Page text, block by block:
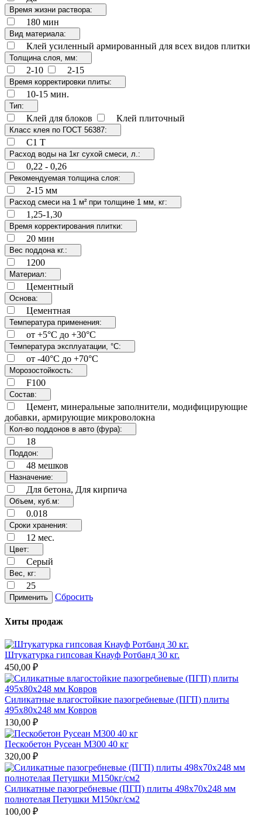
Время жизни раствора:
180 мин
Вид материала:
Клей усиленный армированный для всех видов плитки
Толщина слоя, мм:
2-10 2-15
Время корректировки плиты:
10-15 мин.
Тип:
Клей для блоков Клей плиточный
Класс клея по ГОСТ 56387:
C1 T
Расход воды на 1кг сухой смеси, л.:
0,22 - 0,26
Рекомендуемая толщина слоя:
2-15 мм
Расход смеси на 1 м² при толщине 1 мм, кг:
1,25-1,30
Время корректирования плитки:
20 мин
Вес поддона кг.:
1200
Материал:
Цементный
Основа:
Цементная
Температура применения:
от +5°C до +30°C
Температура эксплуатации, °С:
от -40°C до +70°C
Морозостойкость:
F100
Состав:
Цемент, минеральные заполнители, модифицирующие
добавки, армирующие микроволокна
Кол-во поддонов в авто (фура):
18
Поддон:
48 мешков
Назначение:
Для бетона, Для кирпича
Объем, куб.м:
0.018
Сроки хранения:
12 мес.
Цвет:
Серый
Вес, кг:
25
Применить Сбросить
Хиты продаж
Штукатурка гипсовая Кнауф Ротбанд 30 кг.
450,00 ₽
Силикатные влагостойкие пазогребневые (ПГП) плиты
495х80х248 мм Ковров
130,00 ₽
Пескобетон Русеан М300 40 кг
320,00 ₽
Силикатные пазогребневые (ПГП) плиты 498х70х248 мм
полнотелая Петушки М150кг/см2
100,00 ₽